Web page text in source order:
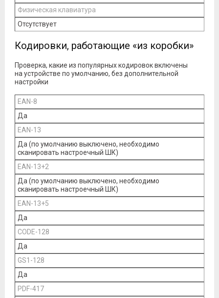
Физическая клавиатура
Отсутствует
Кодировки, работающие «из коробки»
Проверка, какие из популярных кодировок включены
на устройстве по умолчанию, без дополнительной
настройки
EAN-8
Да
EAN-13
Да (по умолчанию выключено, необходимо
сканировать настроечный ШК)
EAN-13+2
Да (по умолчанию выключено, необходимо
сканировать настроечный ШК)
EAN-13+5
Да
CODE-128
Да
GS1-128
Да
PDF-417